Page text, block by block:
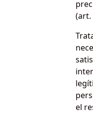
(art.
el